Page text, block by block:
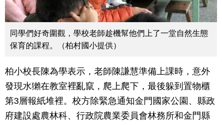
同學們好奇圍觀，學校老師趁機幫他們上了一堂自然生態
保育的課程。（柏村國小提供）
柏小校長陳為學表示，老師陳謙慧準備上課時，意外
發現水獺在教室裡亂竄，爬上爬下，最後躲到置物櫃
第3層報紙堆裡。校方除緊急通知金門國家公園、縣政
府建設處農林科、行政院農業委員會林務所和金門縣